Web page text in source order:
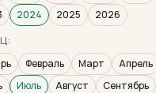
2024 2025
2026
Февраль Март Апрель
Июль Август
Сентябрь